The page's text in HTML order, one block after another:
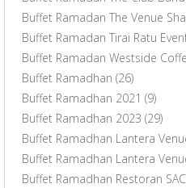
Buffet Ramadan The Venue
Buffet Ramadan Tirai Ratu
Buffet Ramadan Westside
Buffet Ramadhan (26)
Buffet Ramadhan 2021 (9)
Buffet Ramadhan 2023 (29)
Buffet Ramadhan Lantera
Buffet Ramadhan Lantera
Buffet Ramadhan Restoran